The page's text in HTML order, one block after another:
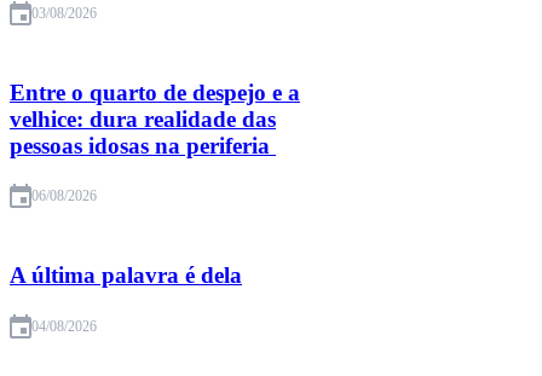
03/08/2026
Entre o quarto de despejo e a
velhice: dura realidade das
pessoas idosas na periferia
06/08/2026
A última palavra é dela
04/08/2026